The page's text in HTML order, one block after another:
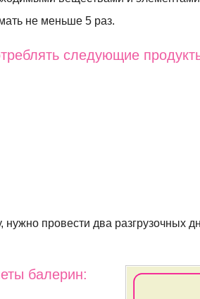
не меньше 5 раз.
следующие
нужно провести два разгрузочных
балерин: